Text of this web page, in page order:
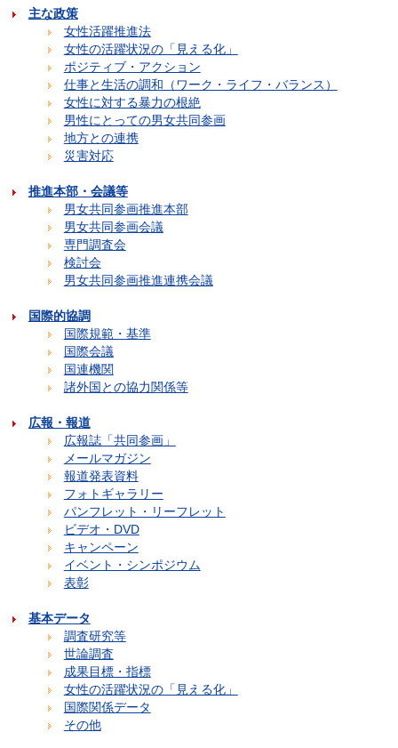
主な政策
女性活躍推進法
女性の活躍状況の「見える化」
ポジティブ・アクション
仕事と生活の調和（ワーク・ライフ・バランス）
女性に対する暴力の根絶
男性にとっての男女共同参画
地方との連携
災害対応
推進本部・会議等
男女共同参画推進本部
男女共同参画会議
専門調査会
検討会
男女共同参画推進連携会議
国際的協調
国際規範・基準
国際会議
国連機関
諸外国との協力関係等
広報・報道
広報誌「共同参画」
メールマガジン
報道発表資料
フォトギャラリー
パンフレット・リーフレット
ビデオ・DVD
キャンペーン
イベント・シンポジウム
表彰
基本データ
調査研究等
世論調査
成果目標・指標
女性の活躍状況の「見える化」
国際関係データ
その他